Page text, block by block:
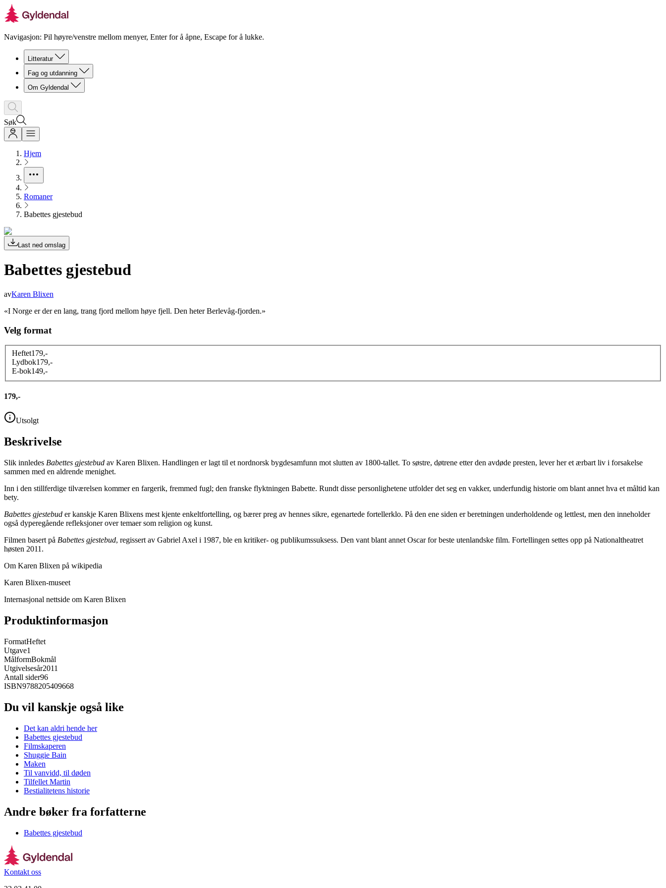
Navigasjon: Pil høyre/venstre mellom menyer, Enter for å åpne, Escape for å lukke.
Litteratur
Fag og utdanning
Om Gyldendal
Søk
Hjem
Romaner
Babettes gjestebud
Last ned omslag
Babettes gjestebud
avKaren Blixen
«I Norge er der en lang, trang fjord mellom høye fjell. Den heter Berlevåg-fjorden.»
Velg format
Heftet179,-
Lydbok179,-
E-bok149,-
179,-
Utsolgt
Beskrivelse
Slik innledes Babettes gjestebud av Karen Blixen. Handlingen er lagt til et nordnorsk bygdesamfunn mot slutten av 1800-tallet. To søstre, døtrene etter den avdøde presten, lever her et ærbart liv i forsakelse
sammen med en aldrende menighet.
Inn i den stillferdige tilværelsen kommer en fargerik, fremmed fugl; den franske flyktningen Babette. Rundt disse personlighetene utfolder det seg en vakker, underfundig historie om blant annet hva et måltid kan
bety.
Babettes gjestebud er kanskje Karen Blixens mest kjente enkeltfortelling, og bærer preg av hennes sikre, egenartede fortellerklo. På den ene siden er beretningen underholdende og lettlest, men den inneholder
også dyperegående refleksjoner over temaer som religion og kunst.
Filmen basert på Babettes gjestebud, regissert av Gabriel Axel i 1987, ble en kritiker- og publikumssuksess. Den vant blant annet Oscar for beste utenlandske film. Fortellingen settes opp på Nationaltheatret
høsten 2011.
Om Karen Blixen på wikipedia
Karen Blixen-museet
Internasjonal nettside om Karen Blixen
Produktinformasjon
FormatHeftet
Utgave1
MålformBokmål
Utgivelsesår2011
Antall sider96
ISBN9788205409668
Du vil kanskje også like
Det kan aldri hende her
Babettes gjestebud
Filmskaperen
Shuggie Bain
Maken
Til vanvidd, til døden
Tilfellet Martin
Bestialitetens historie
Andre bøker fra forfatterne
Babettes gjestebud
Kontakt oss